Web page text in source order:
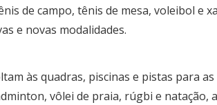
de campo, tênis de mesa, voleibol e
e novas modalidades.
às quadras, piscinas e pistas para
vôlei de praia, rúgbi e natação,